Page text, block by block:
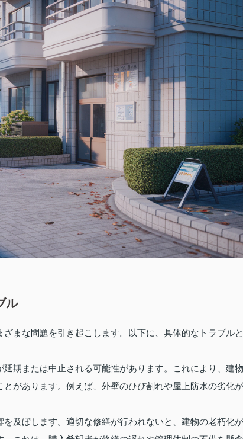
ル
まな問題を引き起こします。以下に、具体的なトラブルと
期または中止される可能性があります。これにより、建物
があります。例えば、外壁のひび割れや屋上防水の劣化が
及ぼします。適切な修繕が行われないと、建物の老朽化が